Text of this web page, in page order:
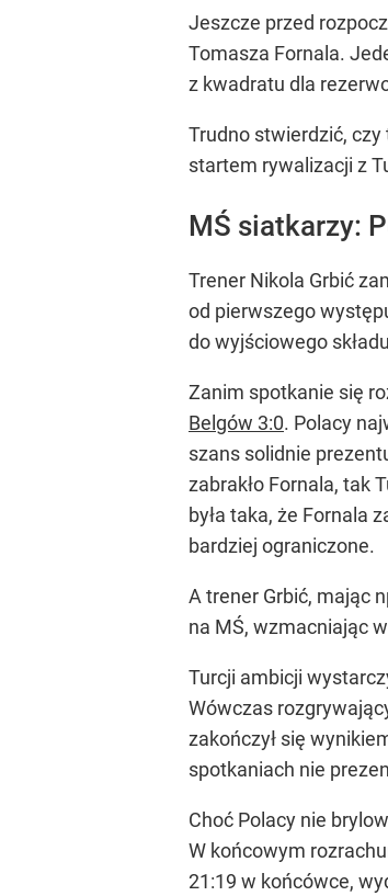
Jeszcze przed
Tomasza Fornala.
z kwadratu dla
Trudno stwierdzić,
startem rywalizacji z
MŚ siatkarzy:
Trener Nikola Grbić
od pierwszego
do wyjściowego
Zanim spotkanie się
Belgów 3:0. Polacy
szans solidnie
zabrakło Fornala, tak
była taka, że Fornala
bardziej ograniczone.
A trener Grbić, mając
na MŚ, wzmacniając
Turcji ambicji
Wówczas
zakończył się
spotkaniach nie
Choć Polacy nie
W końcowym
21:19 w końcówce,